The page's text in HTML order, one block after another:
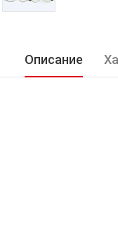
Описание